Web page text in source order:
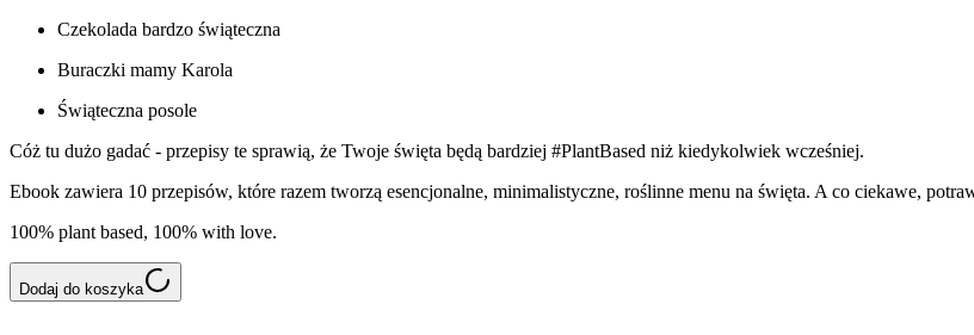
Czekolada bardzo świąteczna
Buraczki mamy Karola
Świąteczna posole
Cóż tu dużo gadać - przepisy te sprawią, że Twoje święta będą bardziej #PlantBased niż kiedykolwiek wcześniej.
Ebook zawiera 10 przepisów, które razem tworzą esencjonalne, minimalistyczne, roślinne menu na święta. A co ciekawe,
100% plant based, 100% with love.
Dodaj do koszyka